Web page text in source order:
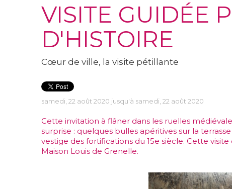
VISITE GUIDÉE
D'HISTOIRE
Cœur de ville, la visite pétillante
samedi, 22 août 2020 jusqu'à samedi, 22 août 2020
Cette invitation à flâner dans les ruelles
surprise : quelques bulles apéritives sur la
vestige des fortifications du 15e siècle. Cette
Maison Louis de Grenelle.